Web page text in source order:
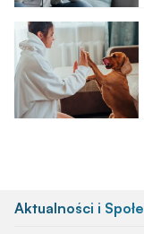
Aktualności i